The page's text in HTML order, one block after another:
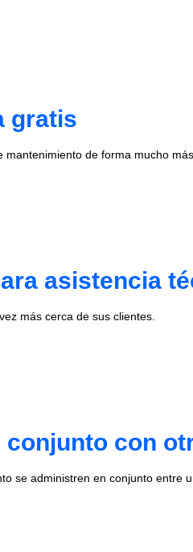
gratis
de forma mucho
asistencia
más cerca de sus clientes.
con
se administren en conjunto entre